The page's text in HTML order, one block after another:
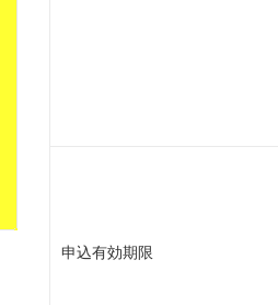
申込有効期限